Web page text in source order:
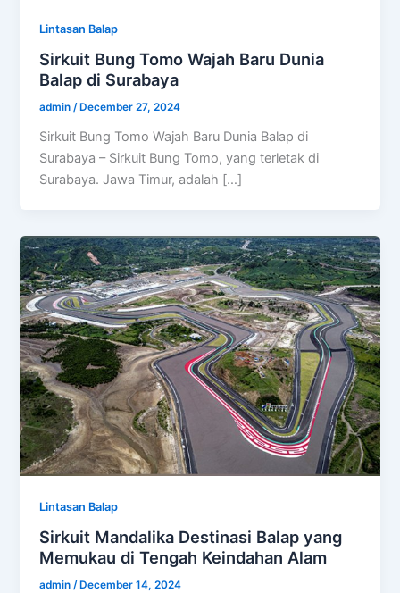
Lintasan Balap
Sirkuit Bung Tomo Wajah Baru Dunia
Balap di Surabaya
admin/ December 27, 2024
Sirkuit Bung Tomo Wajah Baru Dunia Balap di
Surabaya – Sirkuit Bung Tomo, yang terletak di
Surabaya. Jawa Timur, adalah […]
Lintasan Balap
Sirkuit Mandalika Destinasi Balap yang
Memukau di Tengah Keindahan Alam
admin/ December 14, 2024